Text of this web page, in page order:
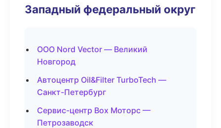
Западный федеральный округ
ООО Nord Vector — Великий
Новгород
Автоцентр Oil&Filter TurboTech —
Санкт-Петербург
Сервис-центр Box Моторс —
Петрозаводск